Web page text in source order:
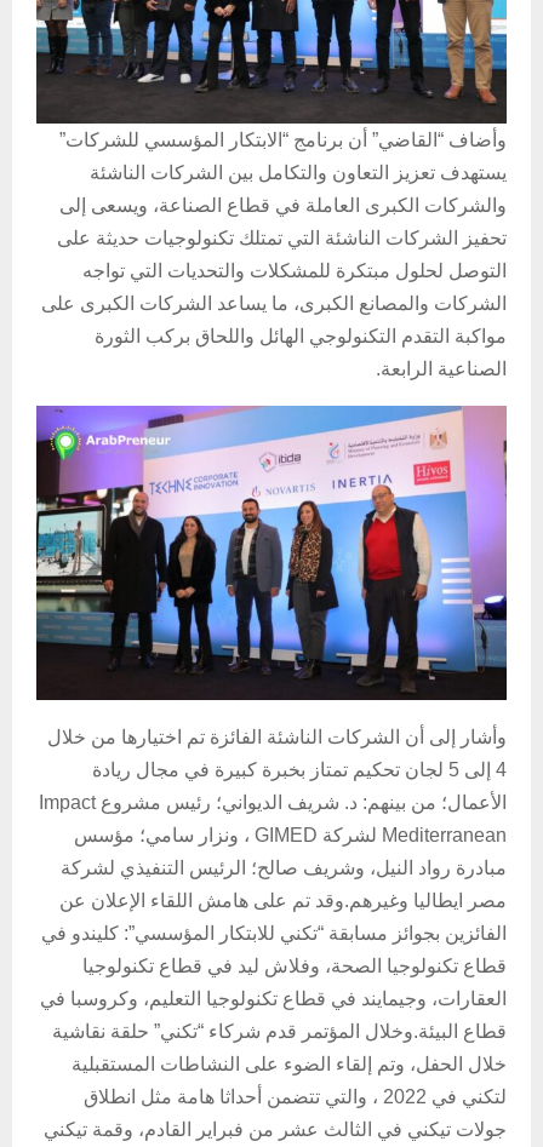
وأضاف “القاضي” أن برنامج “الابتكار المؤسسي للشركات”
يستهدف تعزيز التعاون والتكامل بين الشركات الناشئة
والشركات الكبرى العاملة في قطاع الصناعة، ويسعى إلى
تحفيز الشركات الناشئة التي تمتلك تكنولوجيات حديثة على
التوصل لحلول مبتكرة للمشكلات والتحديات التي تواجه
الشركات والمصانع الكبرى، ما يساعد الشركات الكبرى على
مواكبة التقدم التكنولوجي الهائل واللحاق بركب الثورة
الصناعية الرابعة.
وأشار إلى أن الشركات الناشئة الفائزة تم اختيارها من خلال
4 إلى 5 لجان تحكيم تمتاز بخبرة كبيرة في مجال ريادة
الأعمال؛ من بينهم: د. شريف الديواني؛ رئيس مشروع Impact
Mediterranean لشركة GIMED ، ونزار سامي؛ مؤسس
مبادرة رواد النيل، وشريف صالح؛ الرئيس التنفيذي لشركة
مصر ايطاليا وغيرهم.وقد تم على هامش اللقاء الإعلان عن
الفائزين بجوائز مسابقة “تكني للابتكار المؤسسي”: كليندو في
قطاع تكنولوجيا الصحة، وفلاش ليد في قطاع تكنولوجيا
العقارات، وجيمايند في قطاع تكنولوجيا التعليم، وكروسبا في
قطاع البيئة.وخلال المؤتمر قدم شركاء “تكني” حلقة نقاشية
خلال الحفل، وتم إلقاء الضوء على النشاطات المستقبلية
لتكني في 2022 ، والتي تتضمن أحداثا هامة مثل انطلاق
جولات تيكني في الثالث عشر من فبراير القادم، وقمة تيكني